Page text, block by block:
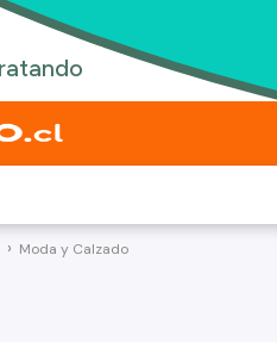
Moda y Calzado